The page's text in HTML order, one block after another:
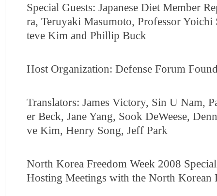
Special Guests: Japanese Diet Member
ra, Teruyaki Masumoto, Professor Yoichi
teve Kim and Phillip Buck
Host Organization: Defense Forum
Translators: James Victory, Sin U Nam,
er Beck, Jane Yang, Sook DeWeese,
ve Kim, Henry Song, Jeff Park
North Korea Freedom Week 2008
Hosting Meetings with the North Korean